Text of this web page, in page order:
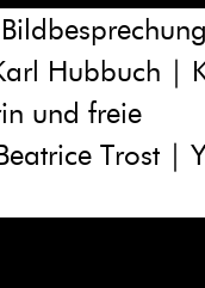
Hubbuch |
und freie
Trost |